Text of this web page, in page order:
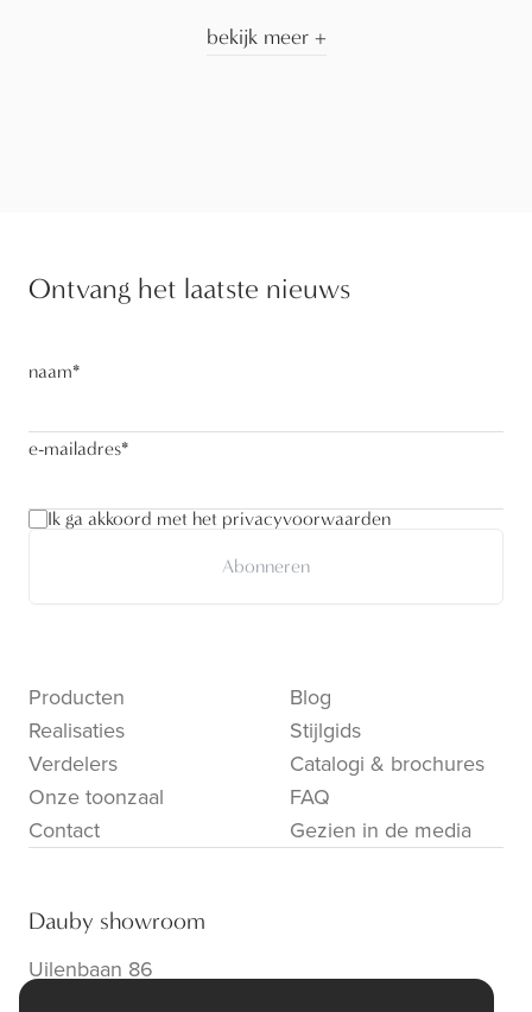
bekijk meer+
Ontvang het laatste nieuws
naam*
e-mailadres*
Ik ga akkoord met het privacyvoorwaarden
Abonneren
Producten
Realisaties
Verdelers
Onze toonzaal
Contact
Blog
Stijlgids
Catalogi & brochures
FAQ
Gezien in de media
Dauby showroom
Uilenbaan 86